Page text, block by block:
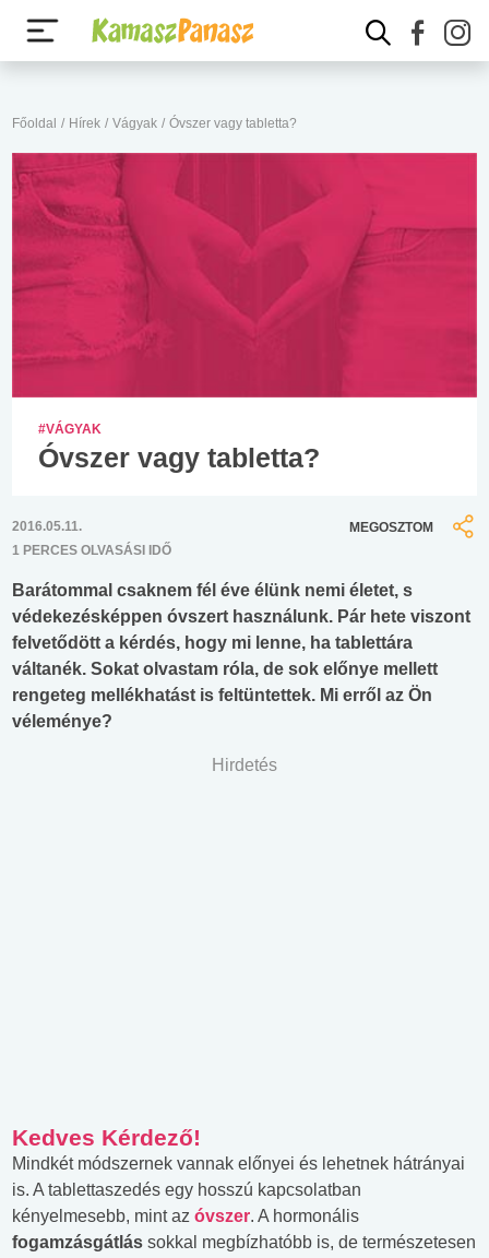
Főoldal / Hírek / Vágyak / Óvszer vagy tabletta?
#VÁGYAK
Óvszer vagy tabletta?
2016.05.11.
1 PERCES OLVASÁSI IDŐ
MEGOSZTOM
Barátommal csaknem fél éve élünk nemi életet, s
védekezésképpen óvszert használunk. Pár hete viszont
felvetődött a kérdés, hogy mi lenne, ha tablettára
váltanék. Sokat olvastam róla, de sok előnye mellett
rengeteg mellékhatást is feltüntettek. Mi erről az Ön
véleménye?
Hirdetés
Kedves Kérdező!
Mindkét módszernek vannak előnyei és lehetnek hátrányai
is. A tablettaszedés egy hosszú kapcsolatban
kényelmesebb, mint az óvszer. A hormonális
fogamzásgátlás sokkal megbízhatóbb is, de természetesen